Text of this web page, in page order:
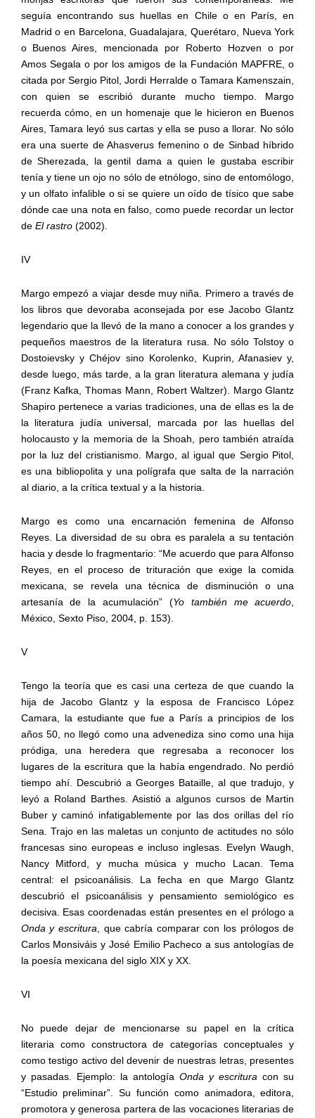
seguía encontrando sus huellas en Chile o en París, en
Madrid o en Barcelona, Guadalajara, Querétaro, Nueva York
o Buenos Aires, mencionada por Roberto Hozven o por
Amos Segala o por los amigos de la Fundación MAPFRE, o
citada por Sergio Pitol, Jordi Herralde o Tamara Kamenszain,
con quien se escribió durante mucho tiempo. Margo
recuerda cómo, en un homenaje que le hicieron en Buenos
Aires, Tamara leyó sus cartas y ella se puso a llorar. No sólo
era una suerte de Ahasverus femenino o de Sinbad híbrido
de Sherezada, la gentil dama a quien le gustaba escribir
tenía y tiene un ojo no sólo de etnólogo, sino de entomólogo,
y un olfato infalible o si se quiere un oído de tísico que sabe
dónde cae una nota en falso, como puede recordar un lector
de El rastro(2002).
IV
Margo empezó a viajar desde muy niña. Primero a través de
los libros que devoraba aconsejada por ese Jacobo Glantz
legendario que la llevó de la mano a conocer a los grandes y
pequeños maestros de la literatura rusa. No sólo Tolstoy o
Dostoievsky y Chéjov sino Korolenko, Kuprin, Afanasiev y,
desde luego, más tarde, a la gran literatura alemana y judía
(Franz Kafka, Thomas Mann, Robert Waltzer). Margo Glantz
Shapiro pertenece a varias tradiciones, una de ellas es la de
la literatura judía universal, marcada por las huellas del
holocausto y la memoria de la Shoah, pero también atraída
por la luz del cristianismo. Margo, al igual que Sergio Pitol,
es una bibliopolita y una polígrafa que salta de la narración
al diario, a la crítica textual y a la historia.
Margo es como una encarnación femenina de Alfonso
Reyes. La diversidad de su obra es paralela a su tentación
hacia y desde lo fragmentario: “Me acuerdo que para Alfonso
Reyes, en el proceso de trituración que exige la comida
mexicana, se revela una técnica de disminución o una
artesanía de la acumulación” (Yo también me acuerdo
México, Sexto Piso, 2004, p. 153).
V
Tengo la teoría que es casi una certeza de que cuando la
hija de Jacobo Glantz y la esposa de Francisco López
Camara, la estudiante que fue a París a principios de los
años 50, no llegó como una advenediza sino como una hija
pródiga, una heredera que regresaba a reconocer los
lugares de la escritura que la había engendrado. No perdió
tiempo ahí. Descubrió a Georges Bataille, al que tradujo, y
leyó a Roland Barthes. Asistió a algunos cursos de Martin
Buber y caminó infatigablemente por las dos orillas del río
Sena. Trajo en las maletas un conjunto de actitudes no sólo
francesas sino europeas e incluso inglesas. Evelyn Waugh,
Nancy Mitford, y mucha música y mucho Lacan. Tema
central: el psicoanálisis. La fecha en que Margo Glantz
descubrió el psicoanálisis y pensamiento semiológico es
decisiva. Esas coordenadas están presentes en el prólogo a
Onda y escritura , que cabría comparar con los prólogos de
Carlos Monsiváis y José Emilio Pacheco a sus antologías de
la poesía mexicana del siglo XIX y XX.
VI
No puede dejar de mencionarse su papel en la crítica
literaria como constructora de categorías conceptuales y
como testigo activo del devenir de nuestras letras, presentes
y pasadas. Ejemplo: la antologíaOnda y escritura con su
“Estudio preliminar”. Su función como animadora, editora,
promotora y generosa partera de las vocaciones literarias de